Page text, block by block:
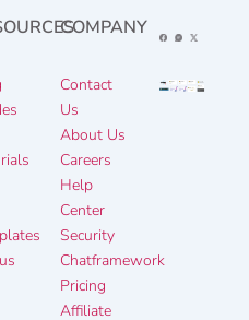
COMPANY
Contact
Us
About Us
Careers
Help
Center
Security
Chatframework
Pricing
Affiliate